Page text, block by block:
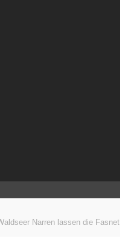
Narren lassen die Fasnet